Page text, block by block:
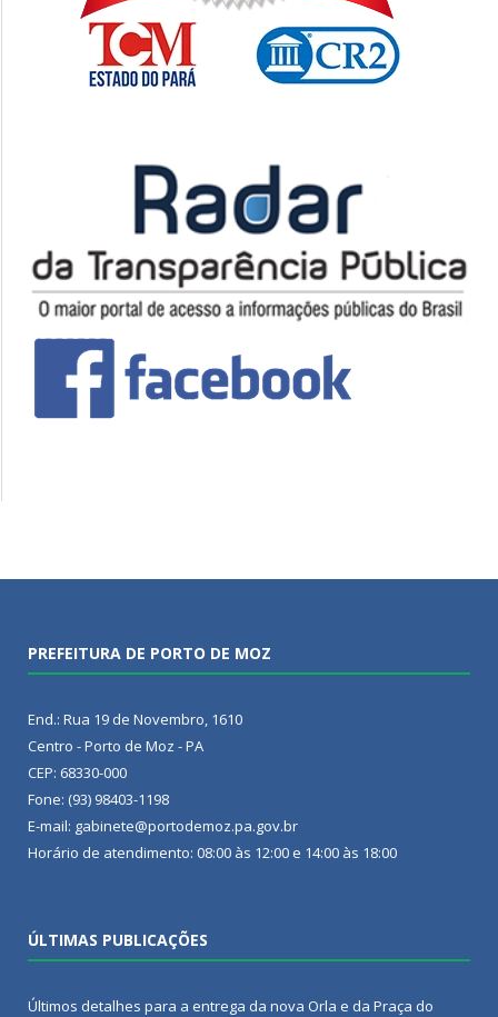
PREFEITURA DE PORTO DE MOZ
End.: Rua 19 de Novembro, 1610
Centro - Porto de Moz - PA
CEP: 68330-000
Fone: (93) 98403-1198
E-mail: gabinete@portodemoz.pa.gov.br
Horário de atendimento: 08:00 às 12:00 e 14:00 às 18:00
ÚLTIMAS PUBLICAÇÕES
Últimos detalhes para a entrega da nova Orla e da Praça do